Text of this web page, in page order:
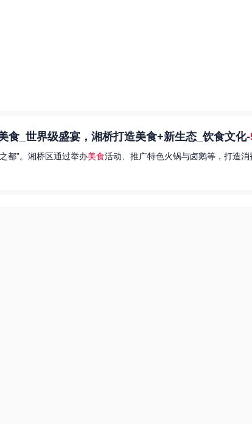
食_世界级盛宴，湘桥打造美食+新生态_饮食文化-
之都”。湘桥区通过举办美食活动、推广特色火锅与卤鹅等，打造